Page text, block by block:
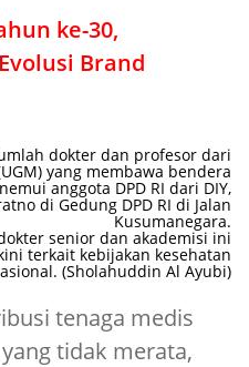
ke-30,
Brand
dokter dan profesor dari
yang membawa bendera
anggota DPD RI dari DIY,
di Gedung DPD RI di Jalan
Kusumanegara.
senior dan akademisi ini
terkait kebijakan kesehatan
(Sholahuddin Al Ayubi)
tenaga medis
tidak merata,